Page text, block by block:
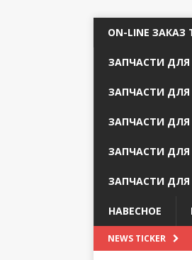
ON-LINE
ЗАПЧАСТИ ДЛЯ
ЗАПЧАСТИ
ЗАПЧАСТИ
ЗАПЧАСТИ ДЛЯ
ЗАПЧАСТИ ДЛЯ
НАВЕСНОЕ
NEWS TICKER